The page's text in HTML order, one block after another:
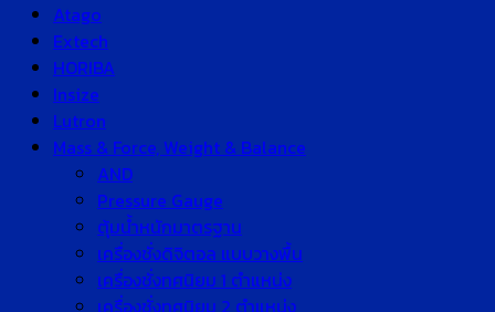
Atago
Extech
HORIBA
Insize
Lutron
Mass & Force, Weight & Balance
AND
Pressure Gauge
ตุ้มน้ำหนักมาตรฐาน
เครื่องชั่งดิจิตอล แบบวางพื้น
เครื่องชั่งทศนิยม 1 ตำแหน่ง